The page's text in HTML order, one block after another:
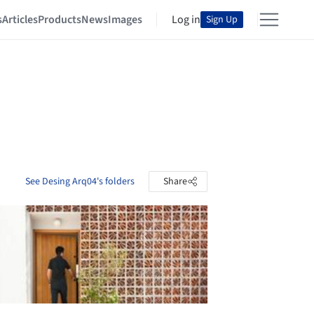
ArticlesProductsNewsImages Log in Sign Up
See Desing Arq04's folders Share